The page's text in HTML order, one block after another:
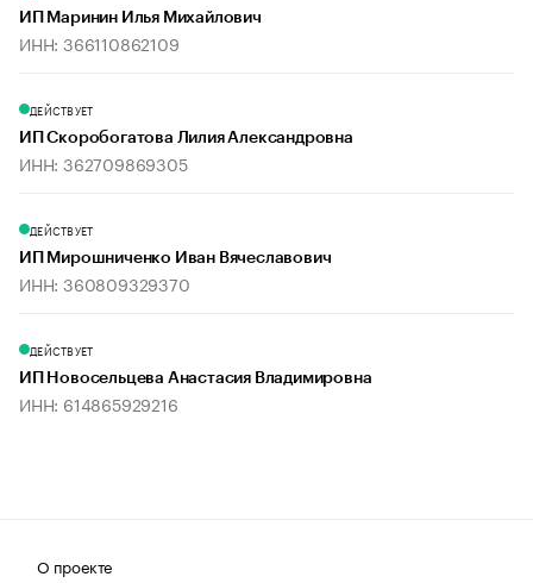
ИП Маринин Илья Михайлович
ИНН: 366110862109
ДЕЙСТВУЕТ
ИП Скоробогатова Лилия Александровна
ИНН: 362709869305
ДЕЙСТВУЕТ
ИП Мирошниченко Иван Вячеславович
ИНН: 360809329370
ДЕЙСТВУЕТ
ИП Новосельцева Анастасия Владимировна
ИНН: 614865929216
О проекте